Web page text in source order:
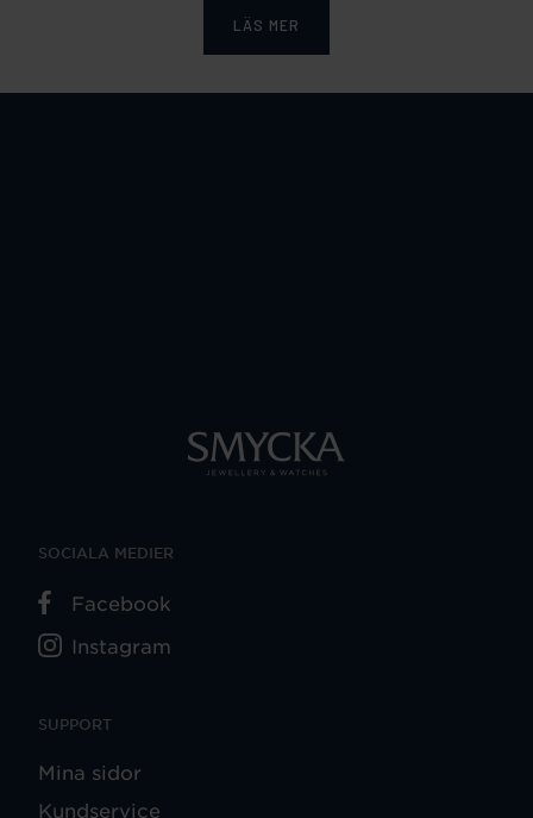
LÄS MER
SUPPORT
Mina sidor
Kundservice
SOCIALA MEDIER
Facebook
Instagram